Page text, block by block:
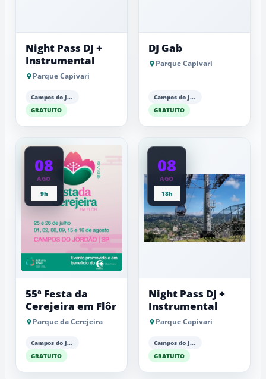
Night Pass DJ +
Instrumental
Parque Capivari
Campos do Jordão
GRATUITO
DJ Gab
Parque Capivari
Campos do Jordão
GRATUITO
08
AGO
9h
55ª Festa da
Cerejeira em Flôr
Parque da Cerejeira
Campos do Jordão
GRATUITO
08
AGO
18h
Night Pass DJ +
Instrumental
Parque Capivari
Campos do Jordão
GRATUITO